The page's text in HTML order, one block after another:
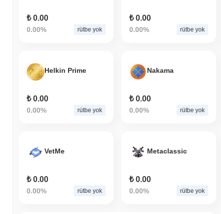
₺ 0.00
0.00% rütbe yok
₺ 0.00
0.00% rütbe yok
Helkin Prime
₺ 0.00
0.00% rütbe yok
Nakama
₺ 0.00
0.00% rütbe yok
VetMe
₺ 0.00
0.00% rütbe yok
Metaclassic
₺ 0.00
0.00% rütbe yok